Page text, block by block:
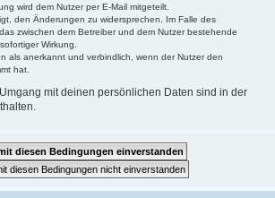
wird dem Nutzer per E-Mail mitgeteilt.
den Änderungen zu widersprechen. Im Falle des
zwischen dem Betreiber und dem Nutzer bestehende
Wirkung.
als anerkannt und verbindlich, wenn der Nutzer den
hat.
mit deinen persönlichen Daten sind in der